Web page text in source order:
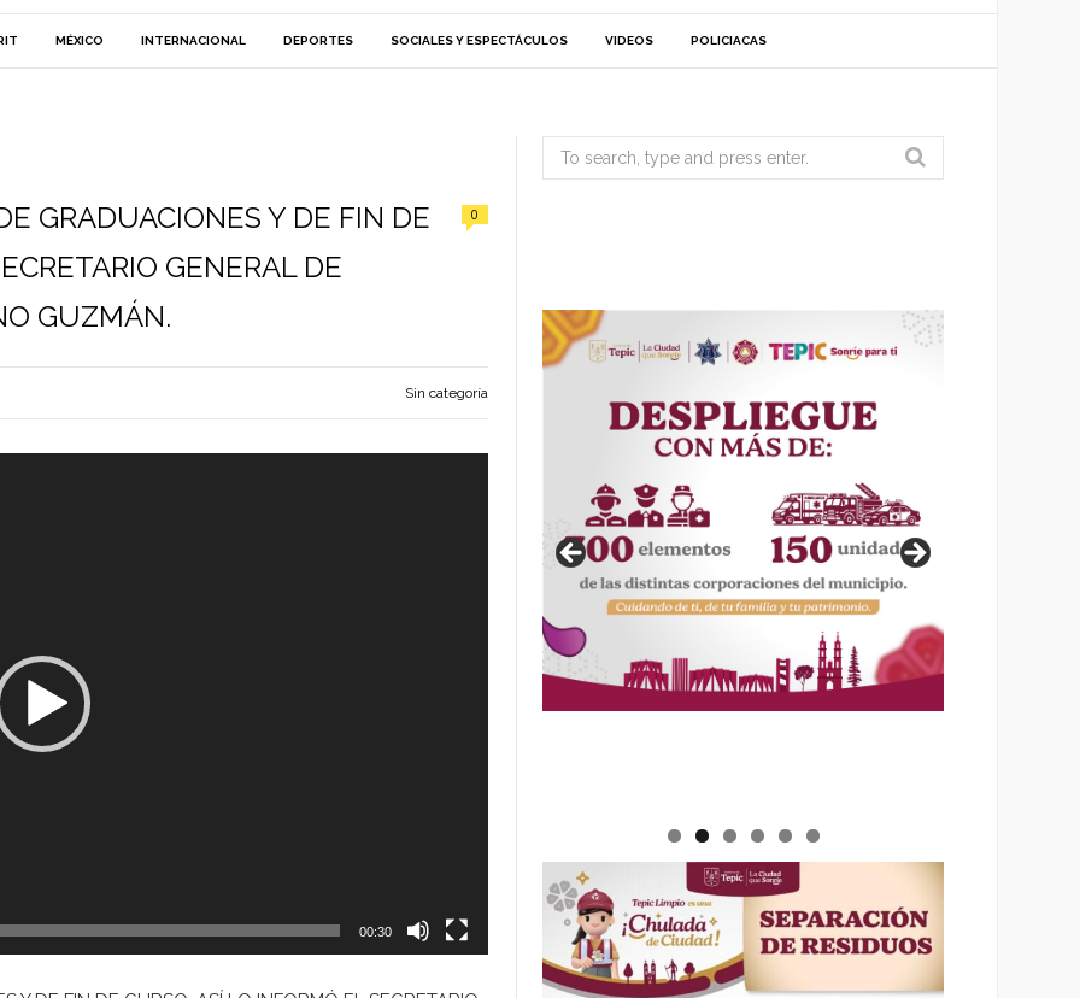
MÉXICO INTERNACIONAL DEPORTES SOCIALES Y ESPECTÁCULOS VIDEOS POLICIACAS
GRADUACIONES Y DE FIN DE
GENERAL DE
GUZMÁN.
0
Sin categoría
00:30
Search
for: